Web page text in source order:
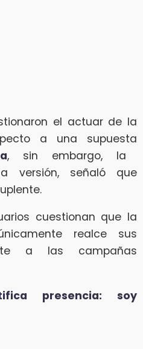
el actuar de la
a una supuesta
, sin embargo, la
versión, señaló que
cuestionan que la
realce sus
a las campañas
presencia: soy